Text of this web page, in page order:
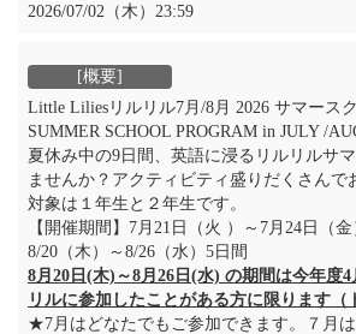
2026/07/02（木）23:59
Little Liliesリルリル7月/8月 2026 サマース
SUMMER SCHOOL PROGRAM in JULY /
夏休み中の9日間、英語に浸るリルリルサ
ませんか？アクティビティ盛りだくさんで
対象は１年生と２年生です。
【開催期間】7月21日（火 ）～7月24日（
8/20（木）～8/26（水）5日間
8月20日(木)～8月26日(水) の期間は今年度
リルに参加したことがある方に限ります（
★7月はどなたでもご参加できます。７月